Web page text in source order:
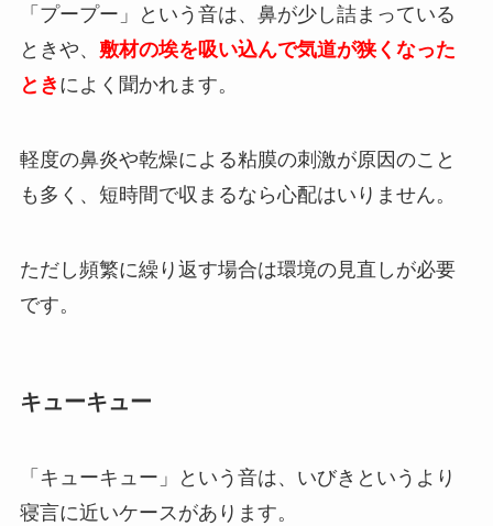
「プープー」という音は、鼻が少し詰まっている
ときや、 敷材の埃を吸い込んで気道が狭くなった
とき によく聞かれます。
軽度の鼻炎や乾燥による粘膜の刺激が原因のこと
も多く、短時間で収まるなら心配はいりません。
ただし頻繁に繰り返す場合は環境の見直しが必要
です。
キューキュー
「キューキュー」という音は、いびきというより
寝言に近いケースがあります。